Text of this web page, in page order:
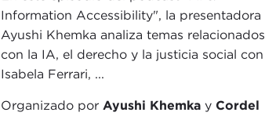
Information Accessibility", la presentadora
Ayushi Khemka analiza temas relacionados
con la IA, el derecho y la justicia social con
Isabela Ferrari, ...
Organizado por Ayushi Khemkay Cordel